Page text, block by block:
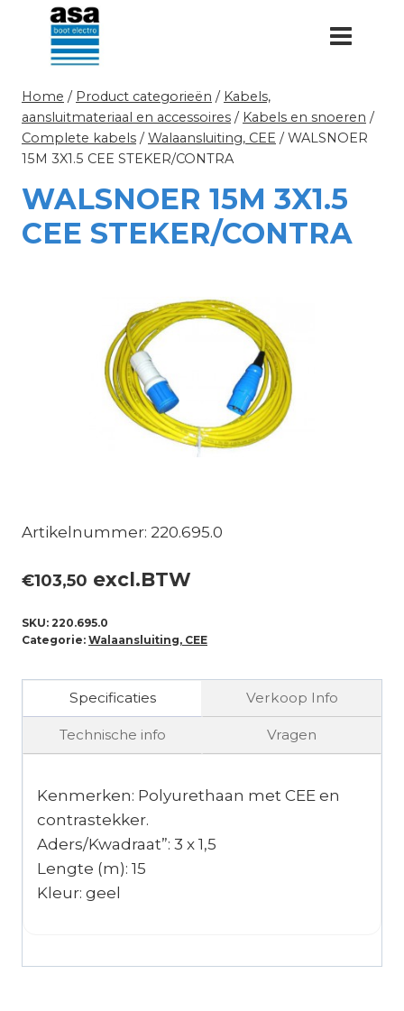
Doorgaan
inhoud
Home / Product categorieën / Kabels,
aansluitmateriaal en accessoires / Kabels en snoeren /
Complete kabels / Walaansluiting, CEE / WALSNOER
15M 3X1.5 CEE STEKER/CONTRA
WALSNOER 15M 3X1.5
CEE STEKER/CONTRA
Artikelnummer: 220.695.0
€103,50 excl.BTW
SKU: 220.695.0
Categorie: Walaansluiting, CEE
Specificaties Verkoop Info
Technische info Vragen
Kenmerken: Polyurethaan met CEE en
contrastekker.
Aders/Kwadraat”: 3 x 1,5
Lengte (m): 15
Kleur: geel